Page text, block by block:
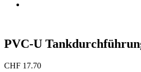
PVC-U
CHF 17.70